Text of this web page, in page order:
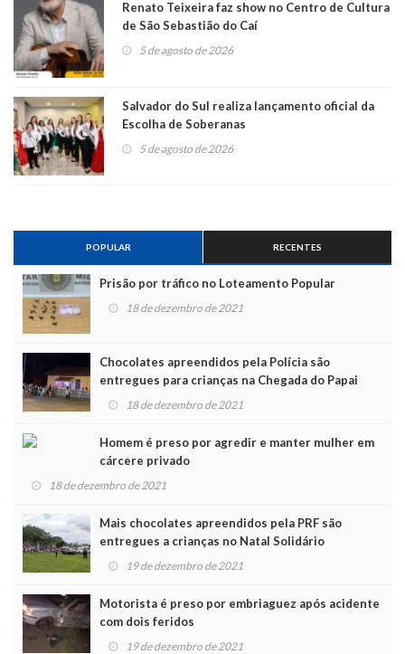
Renato Teixeira faz show no Centro de Cultura
de São Sebastião do Caí
5 de agosto de 2026
Salvador do Sul realiza lançamento oficial da
Escolha de Soberanas
5 de agosto de 2026
POPULAR RECENTES
Prisão por tráfico no Loteamento Popular
18 de dezembro de 2021
Chocolates apreendidos pela Polícia são
entregues para crianças na Chegada do Papai
Noel
18 de dezembro de 2021
Homem é preso por agredir e manter mulher em
cárcere privado
18 de dezembro de 2021
Mais chocolates apreendidos pela PRF são
entregues a crianças no Natal Solidário
19 de dezembro de 2021
Motorista é preso por embriaguez após acidente
com dois feridos
19 de dezembro de 2021